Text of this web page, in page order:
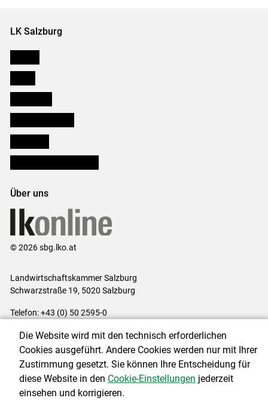
LK Salzburg
Über uns
© 2026 sbg.lko.at
Landwirtschaftskammer Salzburg
Schwarzstraße 19, 5020 Salzburg
Telefon: +43 (0) 50 2595-0
Impressum|Kontakt|Datenschutzerklärung|Barrierefreiheit|
Cookie-Einstellungen
Die Website wird mit den technisch erforderlichen
Cookies ausgeführt. Andere Cookies werden nur mit Ihrer
Zustimmung gesetzt. Sie können Ihre Entscheidung für
diese Website in den Cookie-Einstellungen jederzeit
einsehen und korrigieren.